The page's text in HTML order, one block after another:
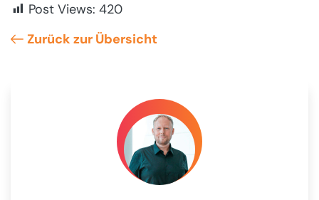
Post Views: 420
Zurück zur Übersicht